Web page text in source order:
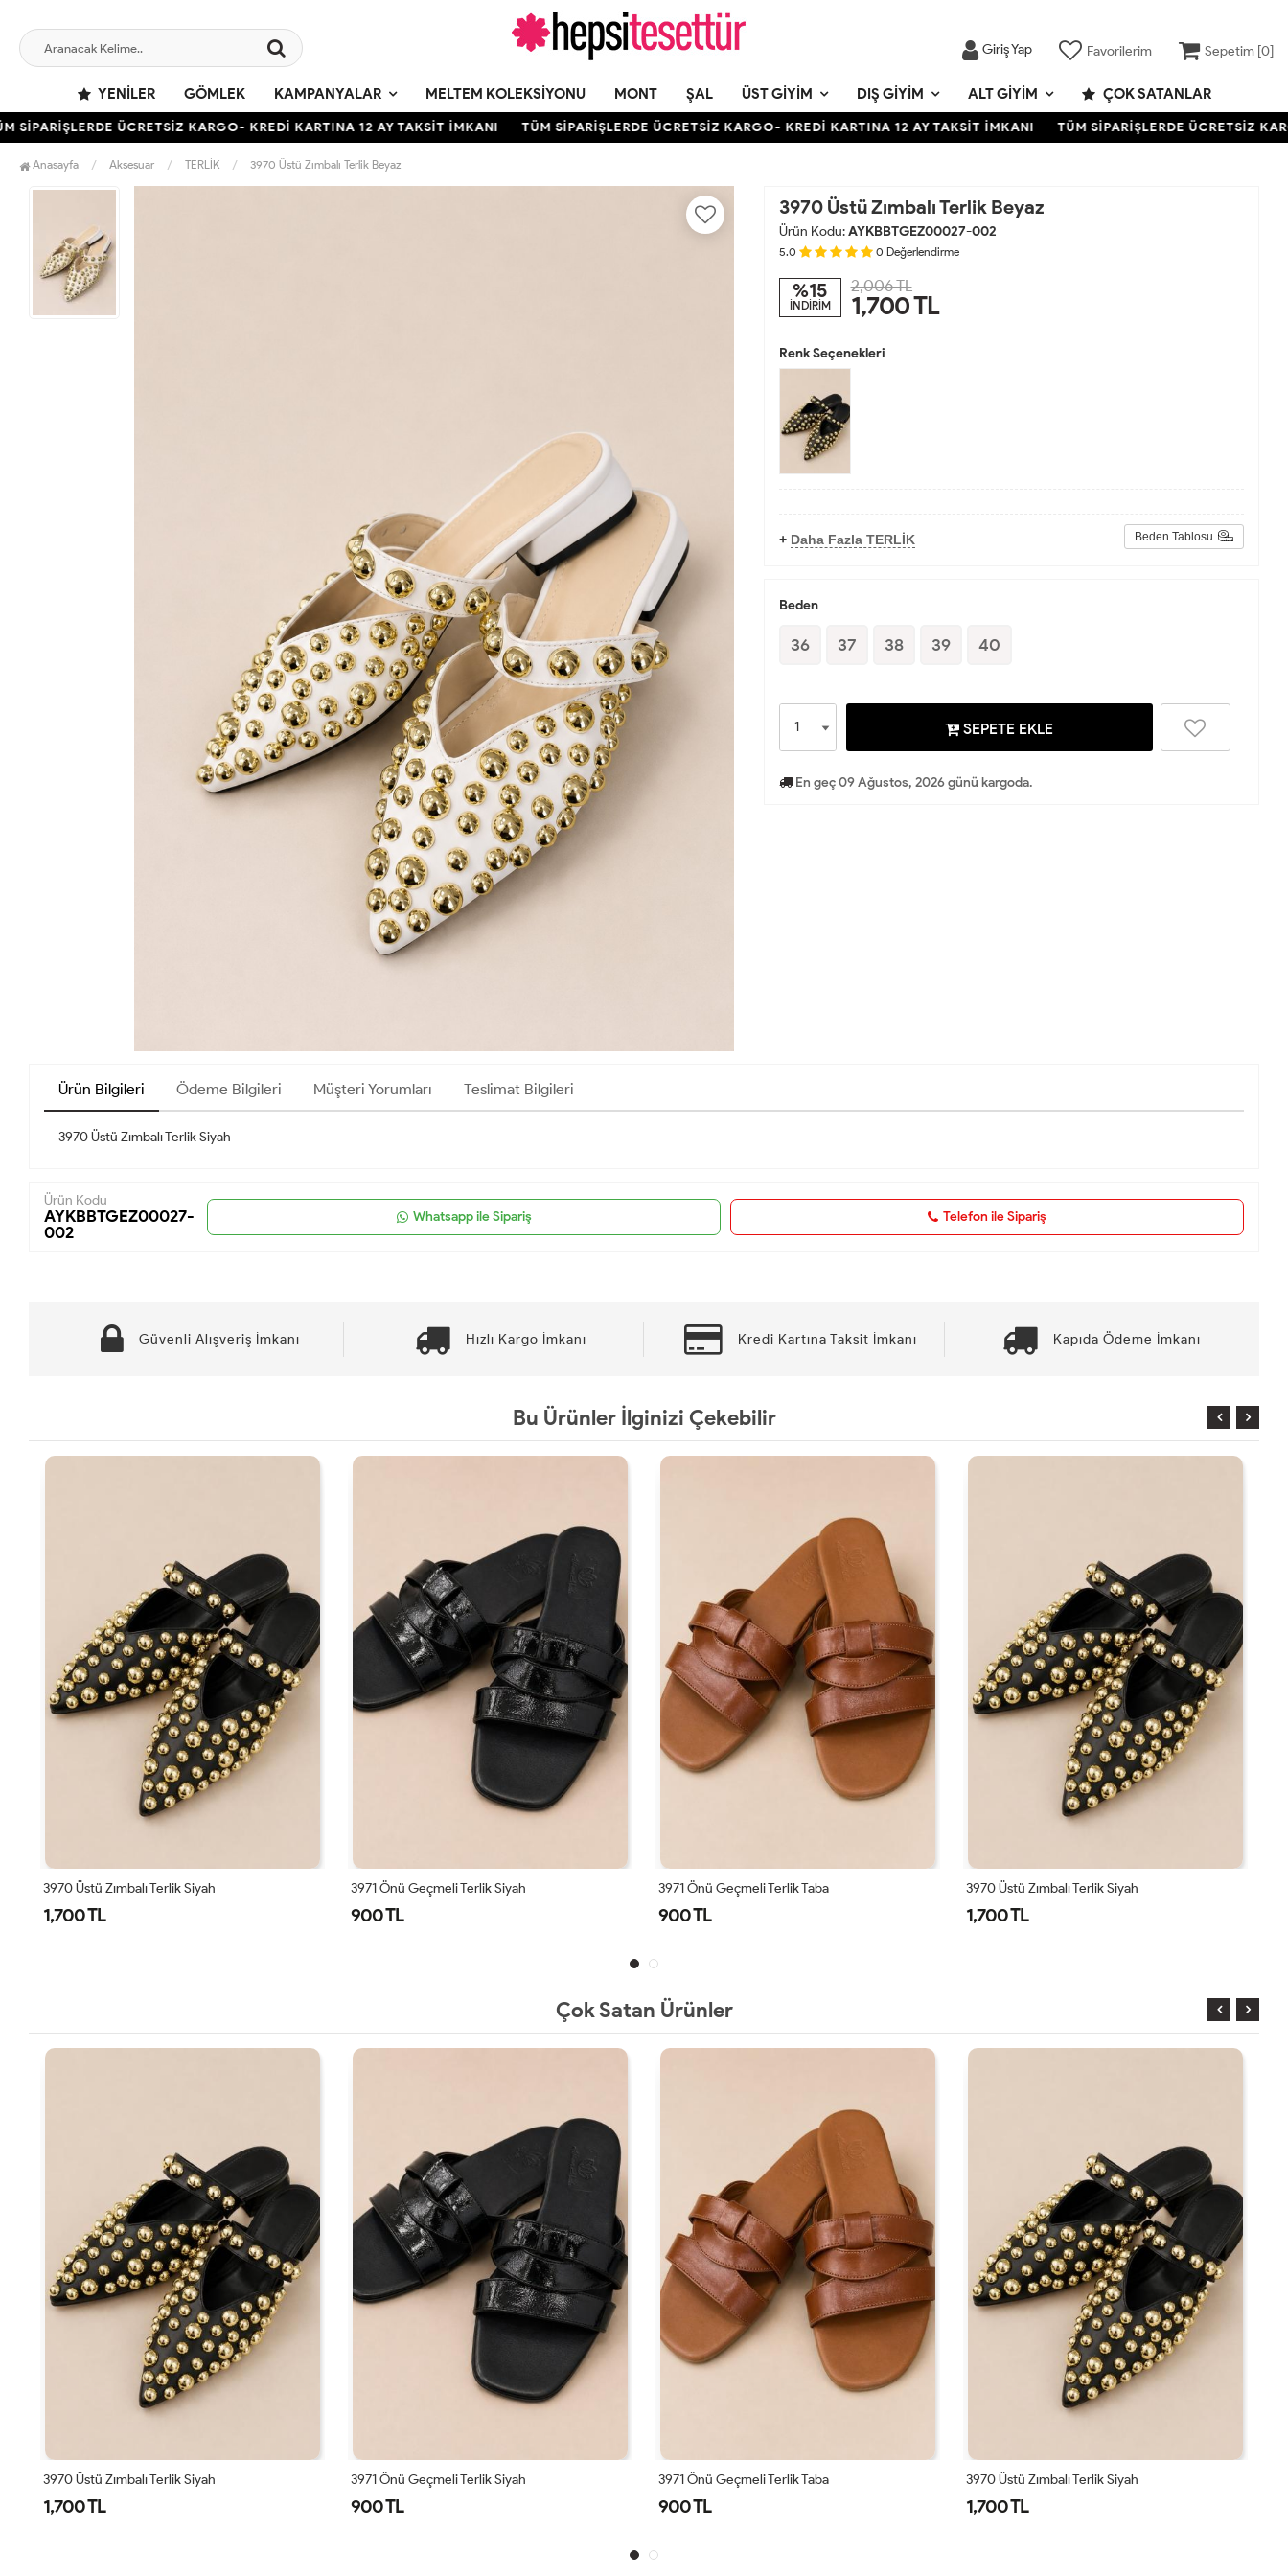
Giriş Yap Favorilerim Sepetim [0]
YENILER GÖMLEK KAMPANYALAR MELTEM KOLEKSIYONU MONT ŞAL ÜST GIYIM DIŞ GIYIM ALT GIYIM ÇOK SATANLAR
ÜCRETSİZ KARGO- KREDİ KARTINA 12 AY TAKSİT İMKANI TÜM SİPARİŞLERDE ÜCRETSİZ KARGO- KREDİ KARTINA 12 AY TAKSİT İMKANI TÜM SİPARİŞLERDE ÜCRETSİZ
Anasayfa Aksesuar TERLİK 3970 Üstü Zımbalı Terlik Beyaz
3970 Üstü Zımbalı Terlik Beyaz
Ürün Kodu:AYKBBTGEZ00027-002
5.0 0 Değerlendirme
%15
İNDİRİM
2,006 TL
1,700TL
Renk Seçenekleri
+ Daha Fazla TERLİK Beden Tablosu
Beden
36 37 38 39 40
SEPETE EKLE
En geç 09 Ağustos, 2026 günü kargoda.
Ürün Bilgileri Ödeme Bilgileri Müşteri Yorumları Teslimat Bilgileri
3970 Üstü Zımbalı Terlik Siyah
Ürün Kodu
AYKBBTGEZ00027-
002
Whatsapp ile Sipariş Telefon ile Sipariş
Güvenli Alışveriş İmkanı Hızlı Kargo İmkanı Kredi Kartına Taksit İmkanı Kapıda Ödeme İmkanı
Bu Ürünler İlginizi Çekebilir
3970 Üstü Zımbalı Terlik Siyah
1,700 TL
3971 Önü Geçmeli Terlik Siyah
900 TL
3971 Önü Geçmeli Terlik Taba
900 TL
3970 Üstü Zımbalı Terlik Siyah
1,700 TL
Çok Satan Ürünler
3970 Üstü Zımbalı Terlik Siyah
1,700 TL
3971 Önü Geçmeli Terlik Siyah
900 TL
3971 Önü Geçmeli Terlik Taba
900 TL
3970 Üstü Zımbalı Terlik Siyah
1,700 TL